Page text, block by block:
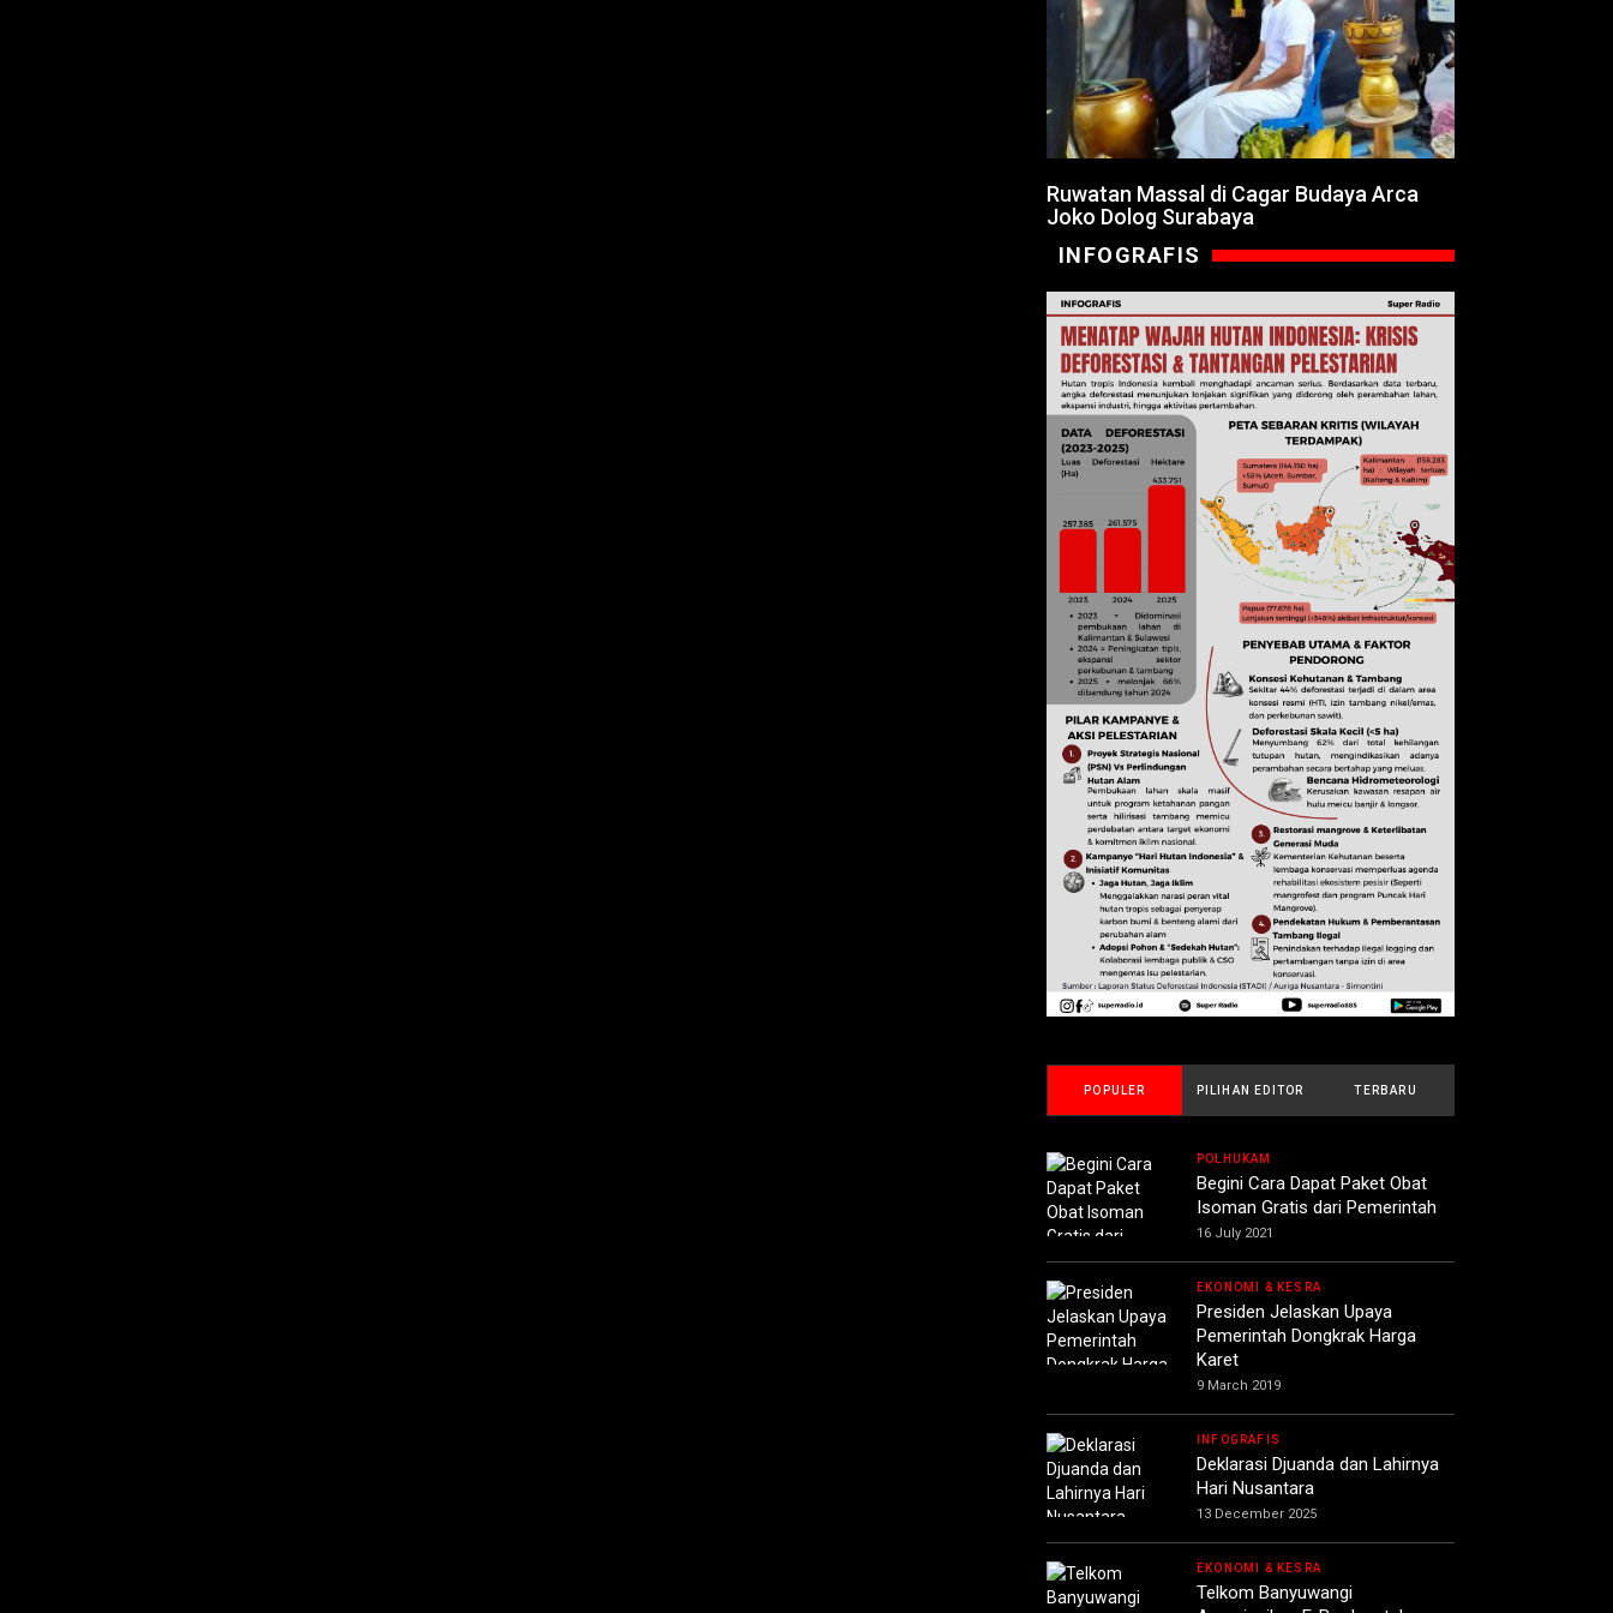
Ruwatan Massal di Cagar Budaya Arca
Joko Dolog Surabaya
INFOGRAFIS
POPULER PILIHAN EDITOR TERBARU
POLHUKAM
Begini Cara Dapat Paket Obat
Isoman Gratis dari Pemerintah
16 July 2021
EKONOMI & KESRA
Presiden Jelaskan Upaya
Pemerintah Dongkrak Harga
Karet
9 March 2019
INFOGRAFIS
Deklarasi Djuanda dan Lahirnya
Hari Nusantara
13 December 2025
EKONOMI & KESRA
Telkom Banyuwangi